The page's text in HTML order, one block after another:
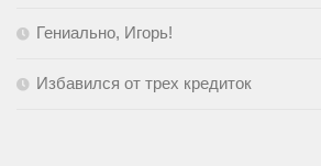
Гениально, Игорь!
Избавился от трех кредиток